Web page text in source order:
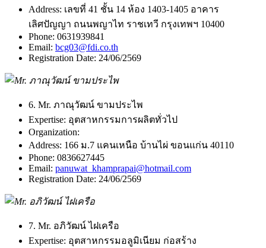
Address: เลขที่ 41 ชั้น 14 ห้อง 1403-1405 อาคาร
เลิศปัญญา ถนนพญาไท ราชเทวี กรุงเทพฯ 10400
Phone: 0631939841
Email: bcg03@fdi.co.th
Registration Date: 24/06/2569
6. Mr. ภาณุวัฒน์ ขามประไพ
Expertise: อุตสาหกรรมการผลิตทั่วไป
Organization:
Address: 166 ม.7 แคนเหนือ บ้านไผ่ ขอนแก่น 40110
Phone: 0836627445
Email: panuwat_khamprapai@hotmail.com
Registration Date: 24/06/2569
7. Mr. อภิวัฒน์ ไฝเครือ
Expertise: อุตสาหกรรมอลูมิเนียม ก่อสร้าง